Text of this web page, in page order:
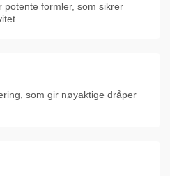
potente formler, som sikrer
som gir nøyaktige dråper